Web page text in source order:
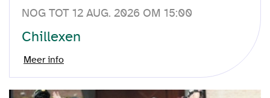
NOG TOT 12 AUG. 2026 OM 15:00
Chillexen
Meer info